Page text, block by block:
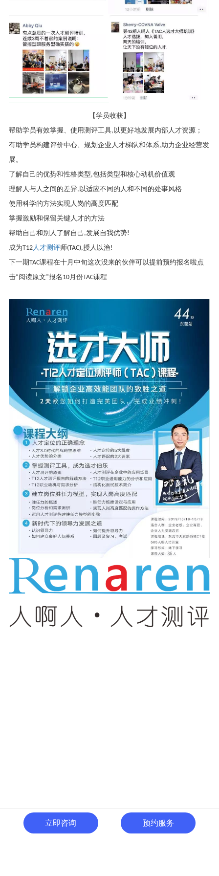
【学员收获】
帮助学员有效掌握、使用测评工具,以更好地发展内部人才资源；
有助学员构建评价中心、规划企业人才梯队和体系,助力企业经营发
展。
了解自己的优势和性格类型,包括类型和核心动机价值观
理解人与人之间的差异,以适应不同的人和不同的处事风格
使用科学的方法实现人岗的高度匹配
掌握激励和保留关键人才的方法
帮助自己和别人了解自己,发展自我优势!
成为T12人才测评师(TAC),授人以渔!
下一期TAC课程在十月中旬这次没来的伙伴可以提前预约报名啦点
击“ 阅读原文”报名 10月份TAC课程
全国热线: 400-996-0801
立即咨询 预约服务